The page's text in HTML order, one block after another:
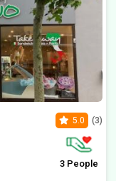
5.0 (3)
3 People